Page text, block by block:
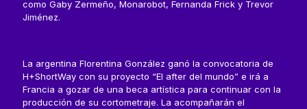
como Gaby Zermeño, Monarobot, Fernanda Frick y Trevor
Jiménez.
La argentina Florentina González ganó la convocatoria de
H+ShortWay con su proyecto “El after del mundo” e irá a
Francia a gozar de una beca artística para continuar con la
producción de su cortometraje. La acompañarán el